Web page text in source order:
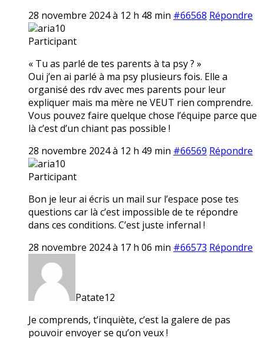
28 novembre 2024 à 12 h 48 min #66568 Répondre
aria10
Participant
« Tu as parlé de tes parents à ta psy ? »
Oui j’en ai parlé à ma psy plusieurs fois. Elle a
organisé des rdv avec mes parents pour leur
expliquer mais ma mère ne VEUT rien comprendre.
Vous pouvez faire quelque chose l’équipe parce que
là c’est d’un chiant pas possible !
28 novembre 2024 à 12 h 49 min #66569 Répondre
aria10
Participant
Bon je leur ai écris un mail sur l’espace pose tes
questions car là c’est impossible de te répondre
dans ces conditions. C’est juste infernal !
28 novembre 2024 à 17 h 06 min #66573 Répondre
Patate12
Je comprends, t’inquiète, c’est la galere de pas
pouvoir envoyer se qu’on veux !